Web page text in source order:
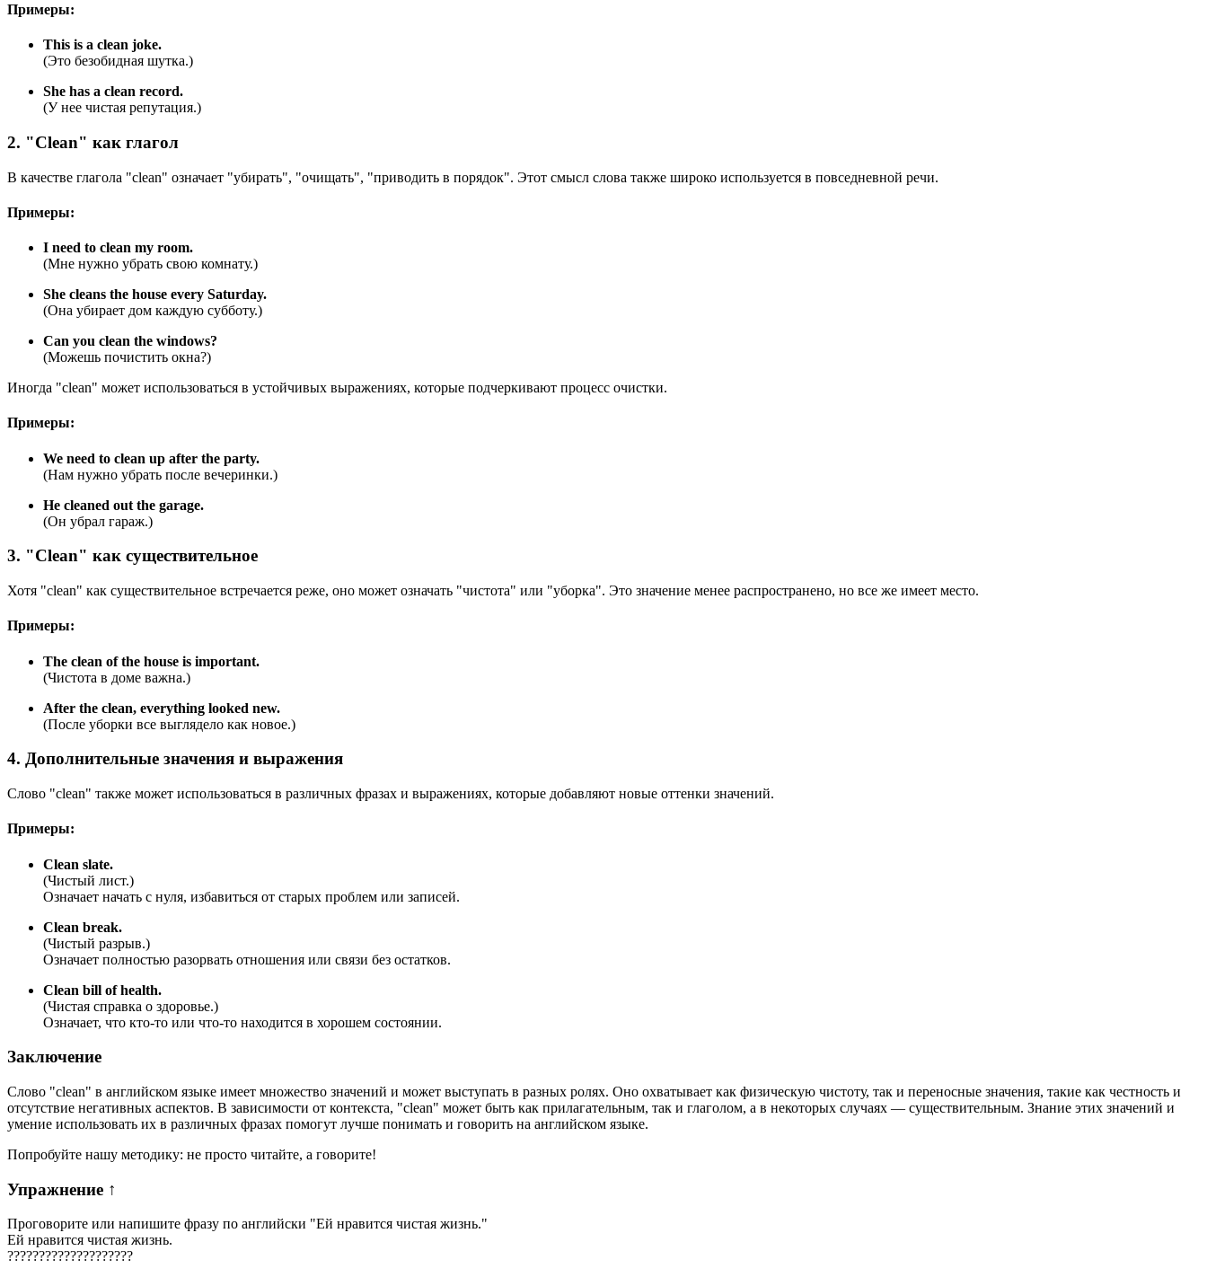
Примеры:
This is a clean joke.
(Это безобидная шутка.)
She has a clean record.
(У нее чистая репутация.)
2. "Clean" как глагол
В качестве глагола "clean" означает "убирать", "очищать", "приводить в порядок". Этот смысл слова также широко используется в повседневной речи.
Примеры:
I need to clean my room.
(Мне нужно убрать свою комнату.)
She cleans the house every Saturday.
(Она убирает дом каждую субботу.)
Can you clean the windows?
(Можешь почистить окна?)
Иногда "clean" может использоваться в устойчивых выражениях, которые подчеркивают процесс очистки.
Примеры:
We need to clean up after the party.
(Нам нужно убрать после вечеринки.)
He cleaned out the garage.
(Он убрал гараж.)
3. "Clean" как существительное
Хотя "clean" как существительное встречается реже, оно может означать "чистота" или "уборка". Это значение менее распространено, но все же имеет место.
Примеры:
The clean of the house is important.
(Чистота в доме важна.)
After the clean, everything looked new.
(После уборки все выглядело как новое.)
4. Дополнительные значения и выражения
Слово "clean" также может использоваться в различных фразах и выражениях, которые добавляют новые оттенки значений.
Примеры:
Clean slate.
(Чистый лист.)
Означает начать с нуля, избавиться от старых проблем или записей.
Clean break.
(Чистый разрыв.)
Означает полностью разорвать отношения или связи без остатков.
Clean bill of health.
(Чистая справка о здоровье.)
Означает, что кто-то или что-то находится в хорошем состоянии.
Заключение
Слово "clean" в английском языке имеет множество значений и может выступать в разных ролях. Оно охватывает как физическую чистоту, так и переносные значения, такие как честность и
отсутствие негативных аспектов. В зависимости от контекста, "clean" может быть как прилагательным, так и глаголом, а в некоторых случаях — существительным. Знание этих значений и
умение использовать их в различных фразах помогут лучше понимать и говорить на английском языке.
Попробуйте нашу методику: не просто читайте, а говорите!
Упражнение ↑
Проговорите или напишите фразу по английски "Ей нравится чистая жизнь."
Ей нравится чистая жизнь.
????????????????????